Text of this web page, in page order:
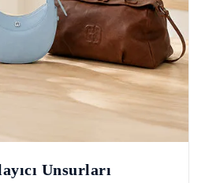
Unsurları